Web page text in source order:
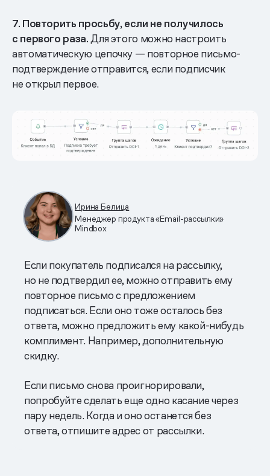
7. Повторить просьбу, если не получилось
с первого раза.Для этого можно настроить
автоматическую цепочку — повторное письмо-
подтверждение отправится, если подписчик
не открыл первое.
Ирина Белица
Менеджер продукта «Email-рассылки»
Mindbox
Если покупатель подписался на рассылку,
но не подтвердил ее, можно отправить ему
повторное письмо с предложением
подписаться. Если оно тоже осталось без
ответа, можно предложить ему какой-нибудь
комплимент. Например, дополнительную
скидку.
Если письмо снова проигнорировали,
попробуйте сделать еще одно касание через
пару недель. Когда и оно останется без
ответа, отпишите адрес от рассылки.